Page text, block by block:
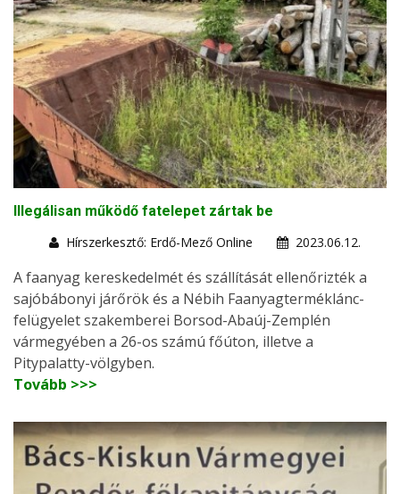
Illegálisan működő fatelepet zártak be
Hírszerkesztő: Erdő-Mező Online
2023.06.12.
A faanyag kereskedelmét és szállítását ellenőrizték a
sajóbábonyi járőrök és a Nébih Faanyagterméklánc-
felügyelet szakemberei Borsod-Abaúj-Zemplén
vármegyében a 26-os számú főúton, illetve a
Pitypalatty-völgyben.
Tovább >>>